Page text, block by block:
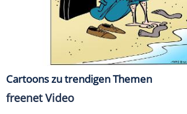
Cartoons zu trendigen Themen
freenet Video